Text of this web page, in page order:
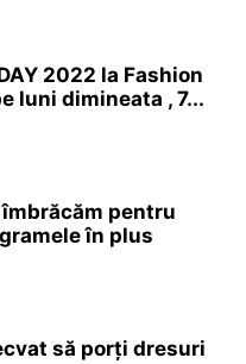
2022 la Fashion
luni dimineata , 7...
îmbrăcăm pentru
în plus
să porți dresuri